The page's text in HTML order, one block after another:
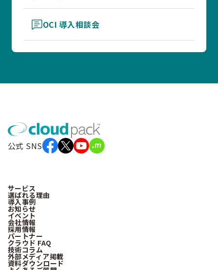
OCI 導入相談会
公式 SNS
サービス
選ばれる理由
導入事例
お知らせ
イベント
会社情報
採用情報
パートナー
クラウド FAQ
技術コラム
外部メディア掲載
資料ダウンロード